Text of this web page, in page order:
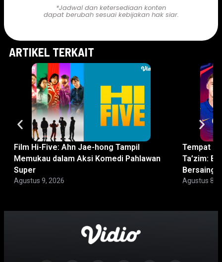
*Jadwal dan ketersediaan konten
dapat berubah sesuai kebijakan hak siar.
ARTIKEL TERKAIT
Film Hi-Five: Ahn Jae-hong Tampil
Memukau dalam Aksi Komedi Pahlawan
Super
Agustus 9, 2026
Tempat
Ta’zim:
Bersaing
Agustus 8,